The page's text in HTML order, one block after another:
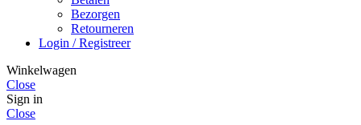
Bezorgen
Retourneren
Login / Registreer
Winkelwagen
Close
Sign in
Close